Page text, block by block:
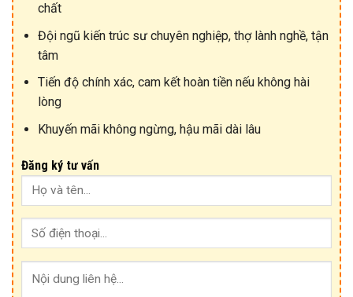
chất
Đội ngũ kiến trúc sư chuyên nghiệp, thợ lành nghề, tận
tâm
Tiến độ chính xác, cam kết hoàn tiền nếu không hài
lòng
Khuyến mãi không ngừng, hậu mãi dài lâu
Đăng ký tư vấn